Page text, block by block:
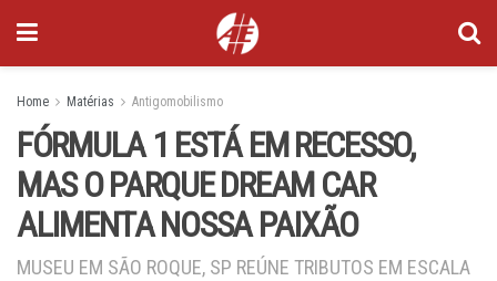
Home Matérias Antigomobilismo
FÓRMULA 1 ESTÁ EM RECESSO,
MAS O PARQUE DREAM CAR
ALIMENTA NOSSA PAIXÃO
MUSEU EM SÃO ROQUE, SP REÚNE TRIBUTOS EM ESCALA